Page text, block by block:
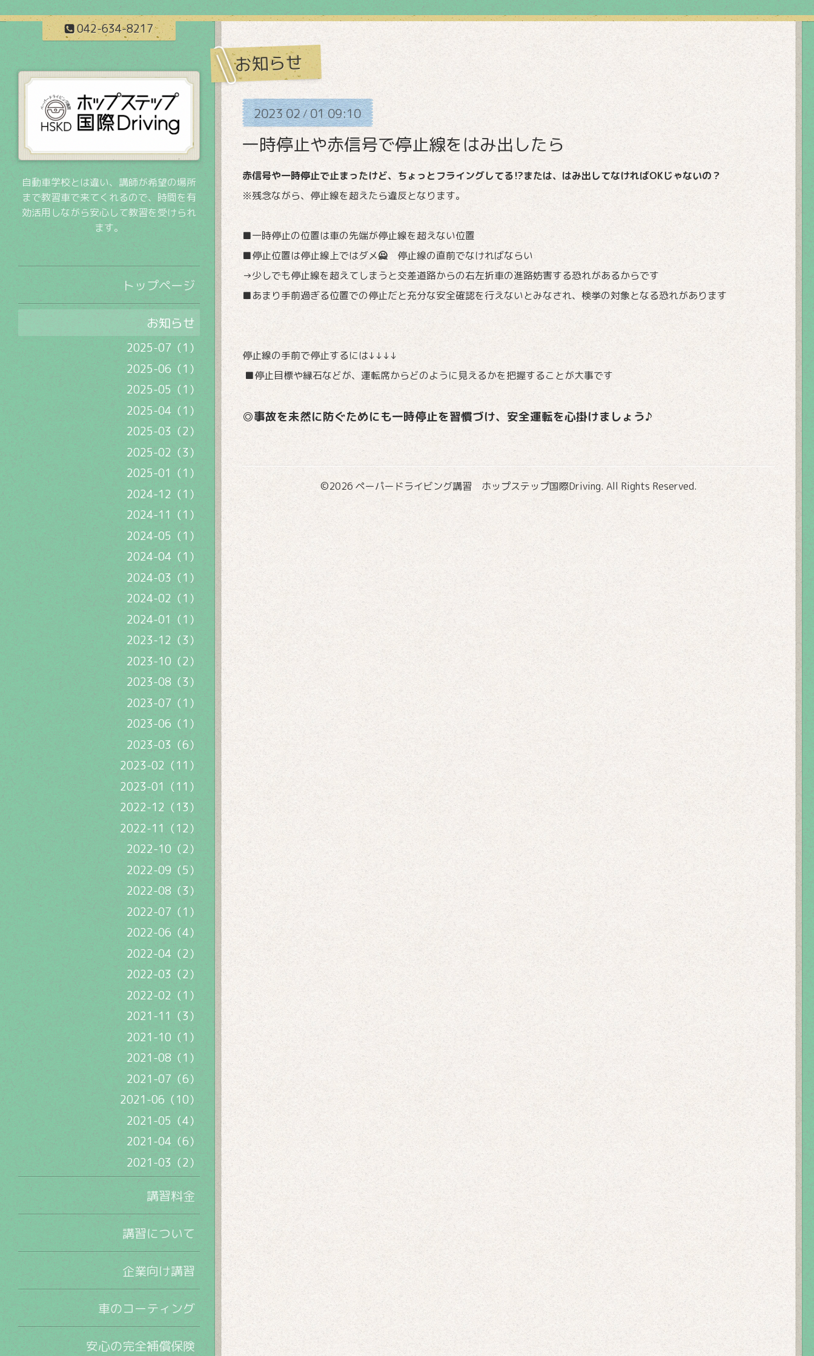
042-634-8217
お知らせ
202302/0109:10
一時停止や赤信号で停止線をはみ出したら
赤信号や一時停止で止まったけど、ちょっとフライングしてる⁉または、はみ出してなければOKじゃないの？
※残念ながら、停止線を超えたら違反となります。
■一時停止の位置は車の先端が停止線を超えない位置
■停止位置は停止線上ではダメ🙅 停止線の直前でなければならい
→少しでも停止線を超えてしまうと交差道路からの右左折車の進路妨害する恐れがあるからです
■あまり手前過ぎる位置での停止だと充分な安全確認を行えないとみなされ、検挙の対象となる恐れがあります
停止線の手前で停止するには↓↓↓↓
■停止目標や縁石などが、運転席からどのように見えるかを把握することが大事です
◎事故を未然に防ぐためにも一時停止を習慣づけ、安全運転を心掛けましょう♪
©2026 ペーパードライビング講習 ホップステップ国際Driving. All Rights Reserved.
自動車学校とは違い、講師が希望の場所
まで教習車で来てくれるので、時間を有
効活用しながら安心して教習を受けられ
ます。
トップページ
お知らせ
2025-07（1）
2025-06（1）
2025-05（1）
2025-04（1）
2025-03（2）
2025-02（3）
2025-01（1）
2024-12（1）
2024-11（1）
2024-05（1）
2024-04（1）
2024-03（1）
2024-02（1）
2024-01（1）
2023-12（3）
2023-10（2）
2023-08（3）
2023-07（1）
2023-06（1）
2023-03（6）
2023-02（11）
2023-01（11）
2022-12（13）
2022-11（12）
2022-10（2）
2022-09（5）
2022-08（3）
2022-07（1）
2022-06（4）
2022-04（2）
2022-03（2）
2022-02（1）
2021-11（3）
2021-10（1）
2021-08（1）
2021-07（6）
2021-06（10）
2021-05（4）
2021-04（6）
2021-03（2）
講習料金
講習について
企業向け講習
車のコーティング
安心の完全補償保険